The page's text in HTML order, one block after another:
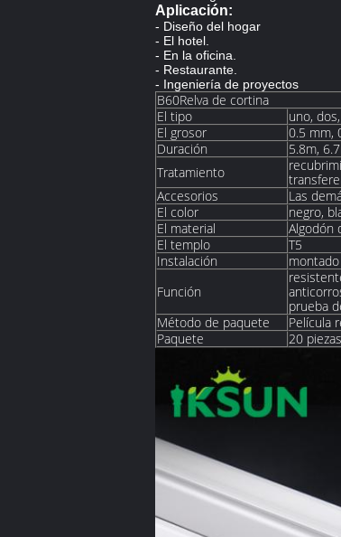
Aplicación:
- Diseño del hogar
- El hotel.
- En la oficina.
- Restaurante.
- Ingeniería de proyectos
B60Relva de cortina
El tipo
uno,
El grosor
0.5 mm,
Duración
5.8m,
Tratamiento
Accesorios
Las
El color
negro,
El material
Algodón
El templo
T5
Instalación
Función
prueba
Método de paquete
Película
Paquete
20